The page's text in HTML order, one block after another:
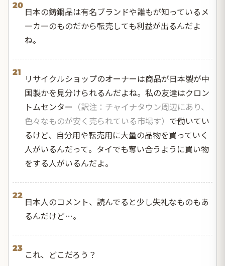
20
日本の鋳鋼品は有名ブランドや誰もが知っているメ
ーカーのものだから転売しても利益が出るんだよ
ね。
21
リサイクルショップのオーナーは商品が日本製が中
国製かを見分けられるんだよね。私の友達はクロン
トムセンター （訳注：チャイナタウン周辺にあり、
色々なものが安く売られている市場す） で働いてい
るけど、自分用や転売用に大量の品物を買っていく
人がいるんだって。タイでも奪い合うように買い物
をする人がいるんだよ。
22
日本人のコメント、読んでると少し失礼なものもあ
るんだけど…。
23
これ、どこだろう？